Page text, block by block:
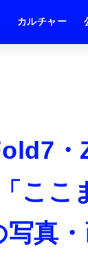
カルチャー
ここ
真